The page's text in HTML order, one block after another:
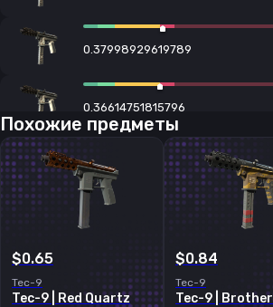
0.37998929619789
0.36614751815796
0.34088492393494
0.36286640167236
Похожие предметы
$0.65
Tec-9
Tec-9 | Red Quartz
$0.84
Tec-9
Tec-9 | Brother